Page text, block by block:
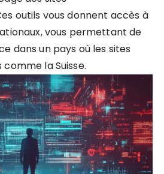
outils vous donnent accès à
vous permettant de
dans un pays où les sites
la Suisse.